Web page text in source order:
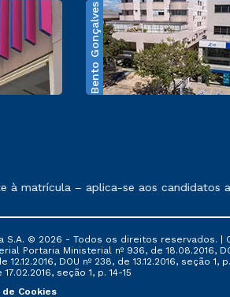
Bento Gonçalves
exposto no contrato de
matrícula – aplica-se aos candidatos
S.A. © 2026 - Todos os direitos reservados. |
Portaria Ministerial nº 936, de 18.08.2016,
12.12.2016, DOU nº 238, de 13.12.2016,
seção 1, p. 14-15
Cookies